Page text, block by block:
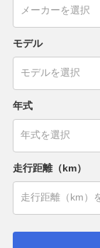
モデル
年式
走行距離（km）